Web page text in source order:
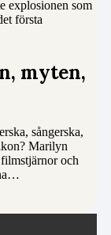
explosionen som
första
myten,
sångerska,
Marilyn
och